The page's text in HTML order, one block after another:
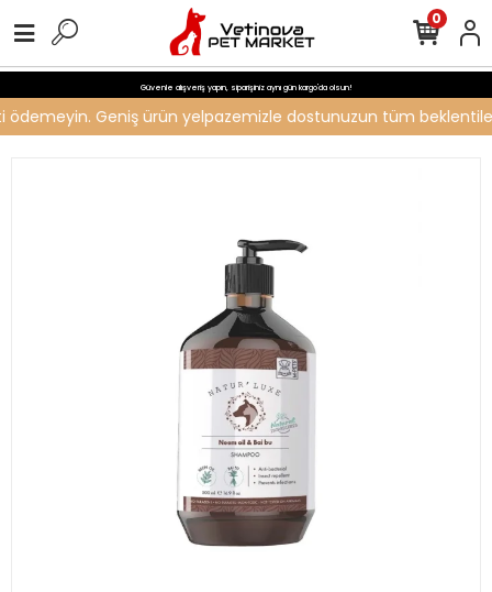
Güvenle alışveriş yapın, siparişiniz aynı gün kargo'da olsun!
Geniş ürün yelpazemizle dostunuzun tüm
0